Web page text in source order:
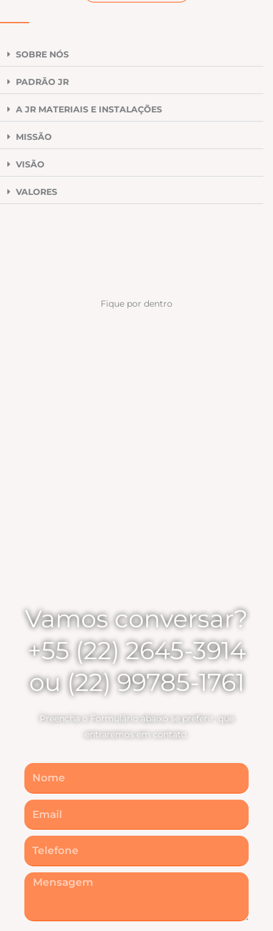
SOBRE NÓS
PADRÃO JR
A JR MATERIAIS E INSTALAÇÕES
MISSÃO
VISÃO
VALORES
Fique por dentro
Vamos conversar?
+55 (22) 2645-3914
ou (22) 99785-1761
Preencha o Formulário abaixo se preferir, que
entraremos em contato.
Nome
Email
Telefone
Mensagem